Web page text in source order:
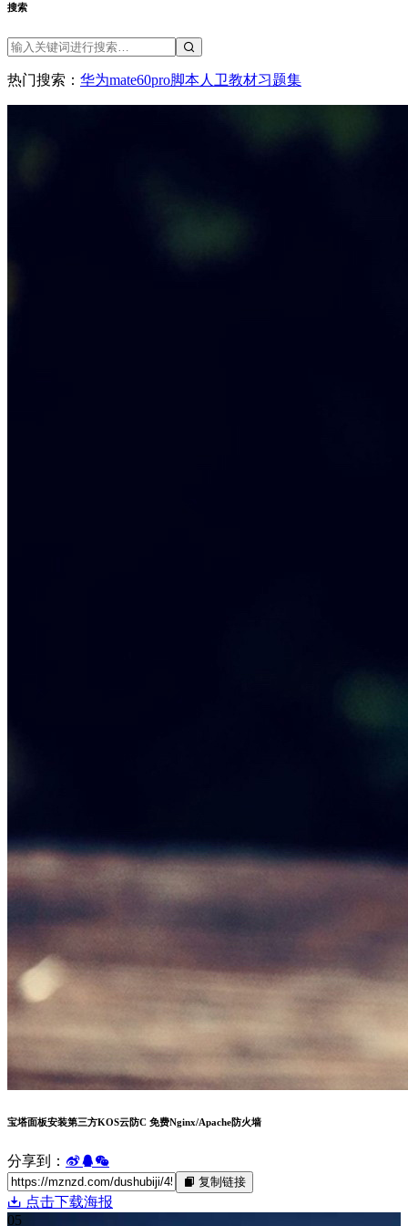
搜索
热门搜索： 华为mate60pro脚本人卫教材习题集
宝塔面板安装第三方KOS云防C 免费Nginx/Apache防火墙
分享到：
复制链接
点击下载海报
05